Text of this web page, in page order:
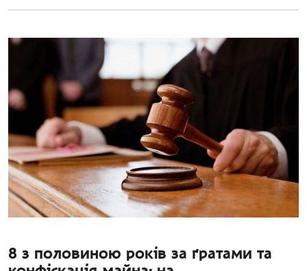
8 з половиною років за ґратами та